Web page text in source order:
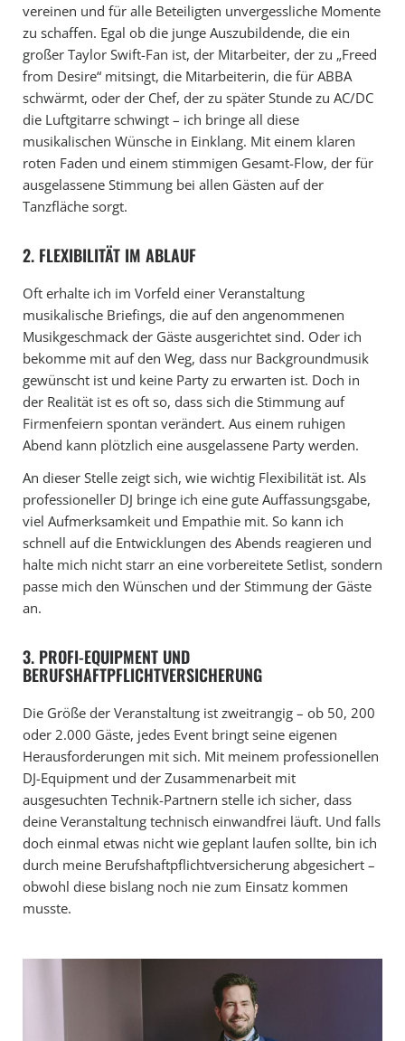
vereinen und für alle Beteiligten unvergessliche Momente
zu schaffen. Egal ob die junge Auszubildende, die ein
großer Taylor Swift-Fan ist, der Mitarbeiter, der zu „Freed
from Desire“ mitsingt, die Mitarbeiterin, die für ABBA
schwärmt, oder der Chef, der zu später Stunde zu AC/DC
die Luftgitarre schwingt – ich bringe all diese
musikalischen Wünsche in Einklang. Mit einem klaren
roten Faden und einem stimmigen Gesamt-Flow, der für
ausgelassene Stimmung bei allen Gästen auf der
Tanzfläche sorgt.
2. FLEXIBILITÄT IM ABLAUF
Oft erhalte ich im Vorfeld einer Veranstaltung
musikalische Briefings, die auf den angenommenen
Musikgeschmack der Gäste ausgerichtet sind. Oder ich
bekomme mit auf den Weg, dass nur Backgroundmusik
gewünscht ist und keine Party zu erwarten ist. Doch in
der Realität ist es oft so, dass sich die Stimmung auf
Firmenfeiern spontan verändert. Aus einem ruhigen
Abend kann plötzlich eine ausgelassene Party werden.
An dieser Stelle zeigt sich, wie wichtig Flexibilität ist. Als
professioneller DJ bringe ich eine gute Auffassungsgabe,
viel Aufmerksamkeit und Empathie mit. So kann ich
schnell auf die Entwicklungen des Abends reagieren und
halte mich nicht starr an eine vorbereitete Setlist, sondern
passe mich den Wünschen und der Stimmung der Gäste
an.
3. PROFI-EQUIPMENT UND
BERUFSHAFTPFLICHTVERSICHERUNG
Die Größe der Veranstaltung ist zweitrangig – ob 50, 200
oder 2.000 Gäste, jedes Event bringt seine eigenen
Herausforderungen mit sich. Mit meinem professionellen
DJ-Equipment und der Zusammenarbeit mit
ausgesuchten Technik-Partnern stelle ich sicher, dass
deine Veranstaltung technisch einwandfrei läuft. Und falls
doch einmal etwas nicht wie geplant laufen sollte, bin ich
durch meine Berufshaftpflichtversicherung abgesichert –
obwohl diese bislang noch nie zum Einsatz kommen
musste.